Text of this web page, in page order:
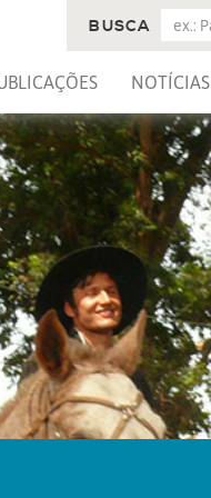
NOTÍCIAS
BUSCA